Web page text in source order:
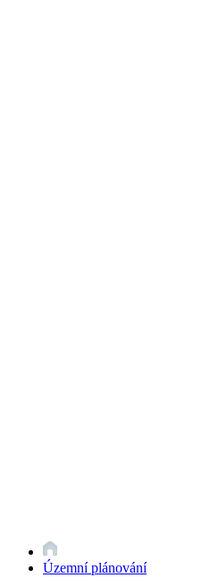
Územní plánování